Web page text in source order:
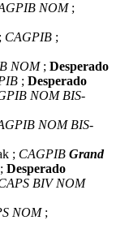
NOM;
CAGPIB ;
NOM; Desperado
; Desperado
NOM BIS-
NOM BIS-
; CAGPIB Grand
; Desperado
BIV NOM
NOM;